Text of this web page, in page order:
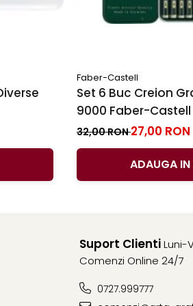
Faber-Castell
Set 6 Buc Creion
9000 Faber-Castell
32,00 RON27,00 RON
ADAUGA
Suport ClientiLuni-
Comenzi Online 24/7
0727.999777